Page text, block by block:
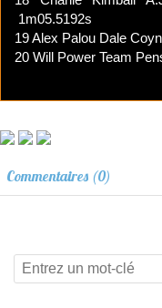
1m05.5192s
19Alex Palou Dale
20 Will Power Team
Commentaires (0)